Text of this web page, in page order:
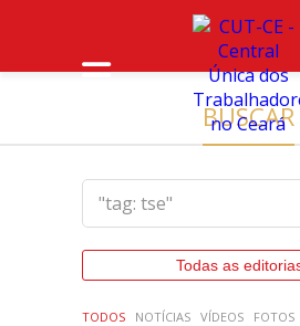
BUSCAR
Todas as
TODOS NOTÍCIAS VÍDEOS FOTOS